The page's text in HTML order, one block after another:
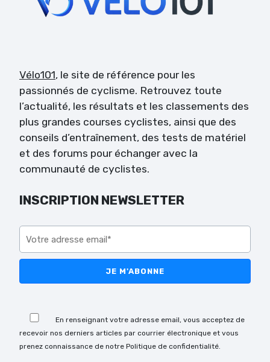
Vélo101, le site de référence pour les
passionnés de cyclisme. Retrouvez toute
l’actualité, les résultats et les classements des
plus grandes courses cyclistes, ainsi que des
conseils d’entraînement, des tests de matériel
et des forums pour échanger avec la
communauté de cyclistes.
INSCRIPTION NEWSLETTER
En renseignant votre adresse email, vous acceptez de
recevoir nos derniers articles par courrier électronique et vous
prenez connaissance de notre Politique de confidentialité.